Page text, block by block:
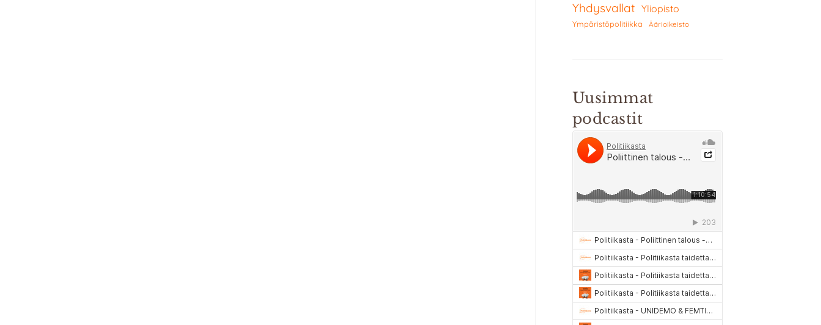
Yhdysvallat Yliopisto
Ympäristöpolitiikka Äärioikeisto
Uusimmat
podcastit